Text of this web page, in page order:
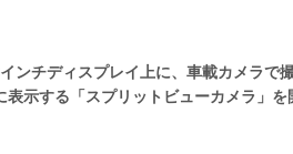
TECHNO-FRONTIER
組み込み画像技術
組み込みモデリング
ンチディスプレイ上に、車載カメラで
示する「スプリットビューカメラ」を